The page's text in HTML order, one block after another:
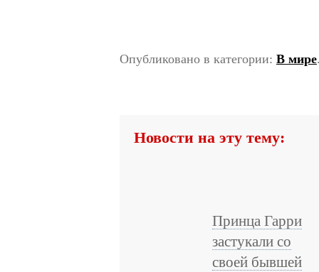
Опубликовано в категории: В мире
Новости на эту тему:
Принца Гарри
застукали со
своей бывшей